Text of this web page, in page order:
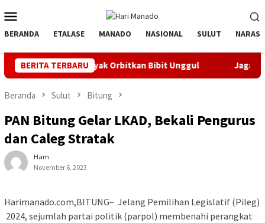
ke
kontenMobile
BERANDA ETALASE MANADO NASIONAL SULUT NARASI
BERITA TERBARU
Banyak Orbitkan Bibit Unggul Jaga Listrik Andal
Beranda Sulut Bitung
PAN Bitung Gelar LKAD, Bekali Pengurus
dan Caleg Stratak
Ham
November 6, 2023
Harimanado.com,BITUNG– Jelang Pemilihan Legislatif (Pileg)
2024, sejumlah partai politik (parpol) membenahi perangkat